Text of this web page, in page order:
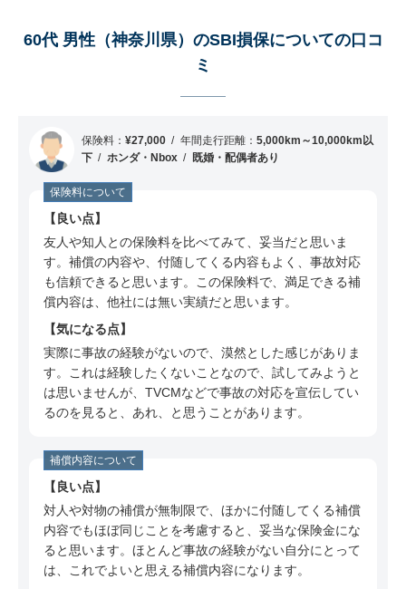
60代 男性（東京都）のSBI損保についての口コ
ミ
60代 男性（埼玉県）のSBI損保についての口コ
ミ
60代 男性（福岡県）のSBI損保についての口コ
ミ
60代 男性（大阪府）のSBI損保についての口コ
ミ
50代 男性（東京都）のSBI損保についての口コ
ミ
60代 男性（東京都）のSBI損保についての口コ
ミ
ミ
50代 男性（埼玉県）のSBI損保についての口コ
ミ
50代 男性（広島県）のSBI損保についての口コ
ミ
60代 男性（神奈川県）のSBI損保についての口コ
ミ
保険料： ¥27,000 年間走行距離： 5,000km～10,000km以
下
ホンダ・Nbox 既婚・配偶者あり
保険料について
良い点
友人や知人との保険料を比べてみて、妥当だと思いま
す。補償の内容や、付随してくる内容もよく、事故対応
も信頼できると思います。この保険料で、満足できる補
償内容は、他社には無い実績だと思います。
気になる点
実際に事故の経験がないので、漠然とした感じがありま
す。これは経験したくないことなので、試してみようと
は思いませんが、TVCMなどで事故の対応を宣伝してい
るのを見ると、あれ、と思うことがあります。
補償内容について
良い点
対人や対物の補償が無制限で、ほかに付随してくる補償
内容でもほぼ同じことを考慮すると、妥当な保険金にな
ると思います。ほとんど事故の経験がない自分にとって
は、これでよいと思える補償内容になります。